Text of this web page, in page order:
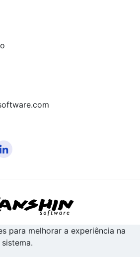
para melhorar a experiência na